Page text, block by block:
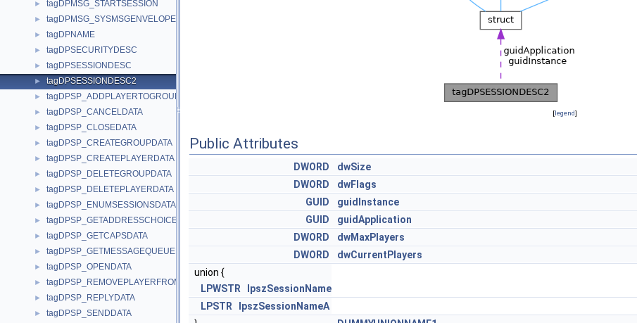
► tagDPMSG_STARTSESSION
► tagDPMSG_SYSMSGENVELOPE
► tagDPNAME
► tagDPSECURITYDESC
► tagDPSESSIONDESC
► tagDPSESSIONDESC2
► tagDPSP_ADDPLAYERTOGROUPDATA
► tagDPSP_CANCELDATA
► tagDPSP_CLOSEDATA
► tagDPSP_CREATEGROUPDATA
► tagDPSP_CREATEPLAYERDATA
► tagDPSP_DELETEGROUPDATA
► tagDPSP_DELETEPLAYERDATA
► tagDPSP_ENUMSESSIONSDATA
► tagDPSP_GETADDRESSCHOICESDATA
► tagDPSP_GETCAPSDATA
► tagDPSP_GETMESSAGEQUEUEDATA
► tagDPSP_OPENDATA
► tagDPSP_REMOVEPLAYERFROMGROUPDATA
► tagDPSP_REPLYDATA
► tagDPSP_SENDDATA
[legend]
Public Attributes
DWORD
dwSize
DWORD
dwFlags
GUID
guidInstance
GUID
guidApplication
DWORD
dwMaxPlayers
DWORD
dwCurrentPlayers
union {
LPWSTR
lpszSessionName
LPSTR
lpszSessionNameA